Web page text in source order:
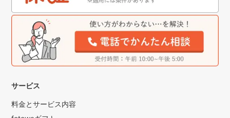
●ご予約から撮影・納品まで●
❶ご予約
こちらのテンプレートをご利用いただきお送りください。
・ご希望の撮影日、撮影開始時間
・ご希望の撮影場所
・撮影ジャンル
・お子さんの年齢（月齢)
・撮影許可 確認有無
サービス
料金とサービス内容